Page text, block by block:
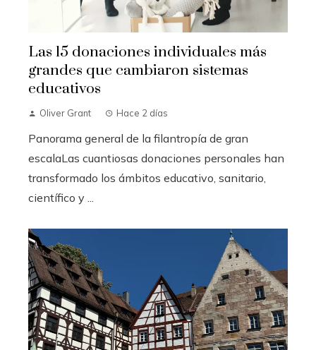
Las 15 donaciones individuales más
grandes que cambiaron sistemas
educativos
Oliver Grant Hace 2 días
Panorama general de la filantropía de gran
escalaLas cuantiosas donaciones personales han
transformado los ámbitos educativo, sanitario,
científico y ...